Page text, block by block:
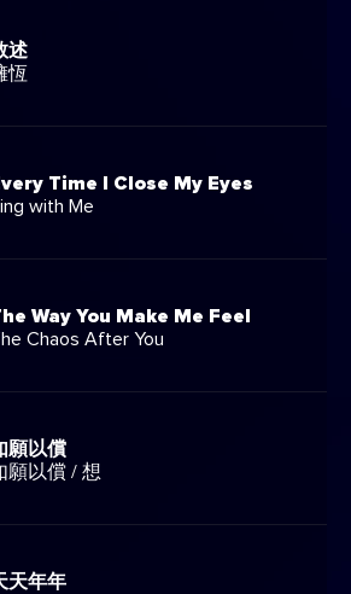
述
恆
Time I Close My Eyes
with Me
Way You Make Me Feel
Chaos After You
願以償
願以償 / 想
天年年